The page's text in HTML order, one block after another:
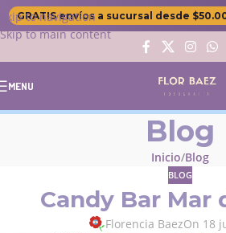
Skip to navigation
Skip to main content
GRATIS envíos a sucursal desde
MENU
Blog
Inicio Blog
BLOG
Candy Bar Mar
Florencia BaezOn 18